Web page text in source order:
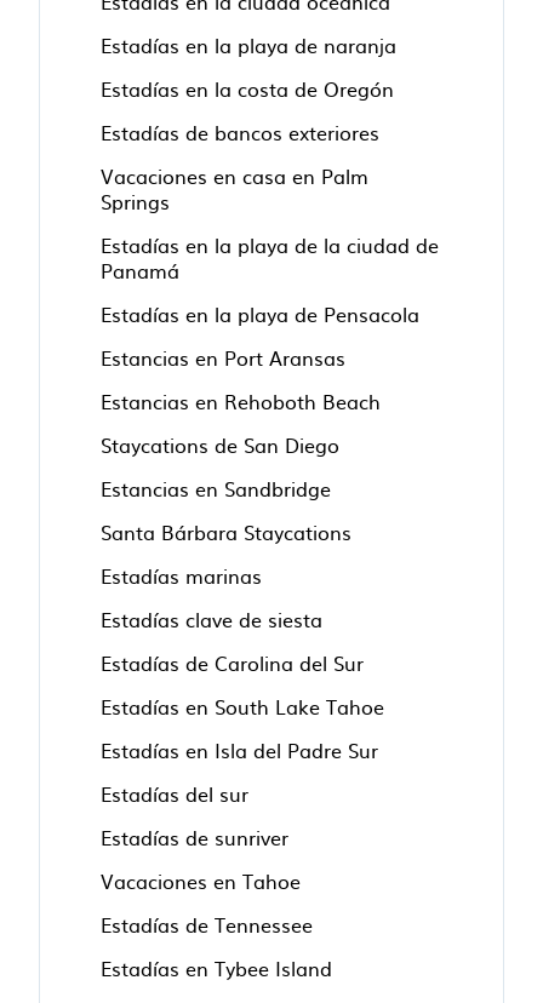
Estadías en la playa de naranja
Estadías en la costa de Oregón
Estadías de bancos exteriores
Vacaciones en casa en Palm
Springs
Estadías en la playa de la ciudad de
Panamá
Estadías en la playa de Pensacola
Estancias en Port Aransas
Estancias en Rehoboth Beach
Staycations de San Diego
Estancias en Sandbridge
Santa Bárbara Staycations
Estadías marinas
Estadías clave de siesta
Estadías de Carolina del Sur
Estadías en South Lake Tahoe
Estadías en Isla del Padre Sur
Estadías del sur
Estadías de sunriver
Vacaciones en Tahoe
Estadías de Tennessee
Estadías en Tybee Island